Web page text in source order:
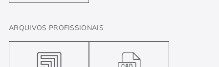
ARQUIVOS PROFISSIONAIS